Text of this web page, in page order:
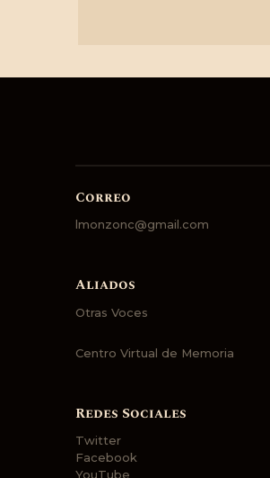
Correo
lmonzonc@gmail.com
Aliados
Otras Voces
Centro Virtual de Memoria
Redes Sociales
Twitter
Facebook
YouTube